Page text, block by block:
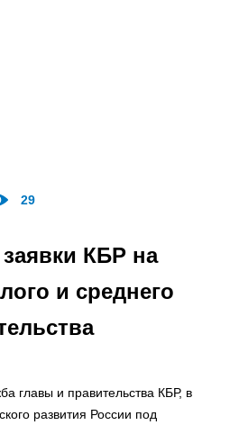
29
КБР на
и среднего
главы и правительства КБР, в
развития России под